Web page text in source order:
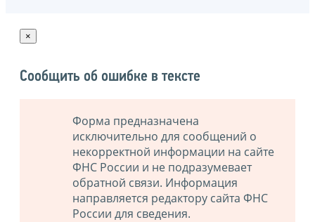
×
Сообщить об ошибке в тексте
Форма предназначена
исключительно для сообщений о
некорректной информации на сайте
ФНС России и не подразумевает
обратной связи. Информация
направляется редактору сайта ФНС
России для сведения.